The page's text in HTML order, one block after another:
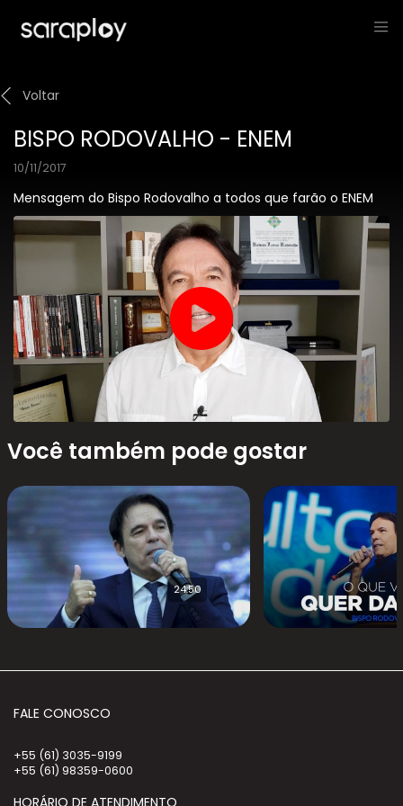
Voltar
BISPO RODOVALHO - ENEM
10/11/2017
Mensagem do Bispo Rodovalho a todos que farão o ENEM
Você também pode gostar
24:50
FALE CONOSCO
+55 (61) 3035-9199
+55 (61) 98359-0600
HORÁRIO DE ATENDIMENTO